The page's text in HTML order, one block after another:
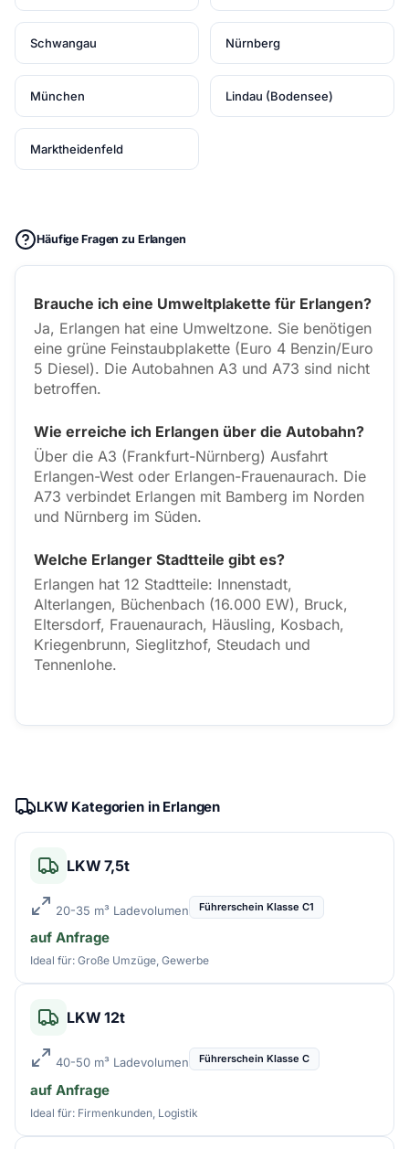
Schwangau Nürnberg
München Lindau (Bodensee)
Marktheidenfeld
Häufige Fragen zu Erlangen
Brauche ich eine Umweltplakette für Erlangen?
Ja, Erlangen hat eine Umweltzone. Sie benötigen
eine grüne Feinstaubplakette (Euro 4 Benzin/Euro
5 Diesel). Die Autobahnen A3 und A73 sind nicht
betroffen.
Wie erreiche ich Erlangen über die Autobahn?
Über die A3 (Frankfurt-Nürnberg) Ausfahrt
Erlangen-West oder Erlangen-Frauenaurach. Die
A73 verbindet Erlangen mit Bamberg im Norden
und Nürnberg im Süden.
Welche Erlanger Stadtteile gibt es?
Erlangen hat 12 Stadtteile: Innenstadt,
Alterlangen, Büchenbach (16.000 EW), Bruck,
Eltersdorf, Frauenaurach, Häusling, Kosbach,
Kriegenbrunn, Sieglitzhof, Steudach und
Tennenlohe.
LKW Kategorien in Erlangen
LKW 7,5t
20-35 m³ Ladevolumen Führerschein Klasse C1
auf Anfrage
Ideal für: Große Umzüge, Gewerbe
LKW 12t
40-50 m³ Ladevolumen Führerschein Klasse C
auf Anfrage
Ideal für: Firmenkunden, Logistik